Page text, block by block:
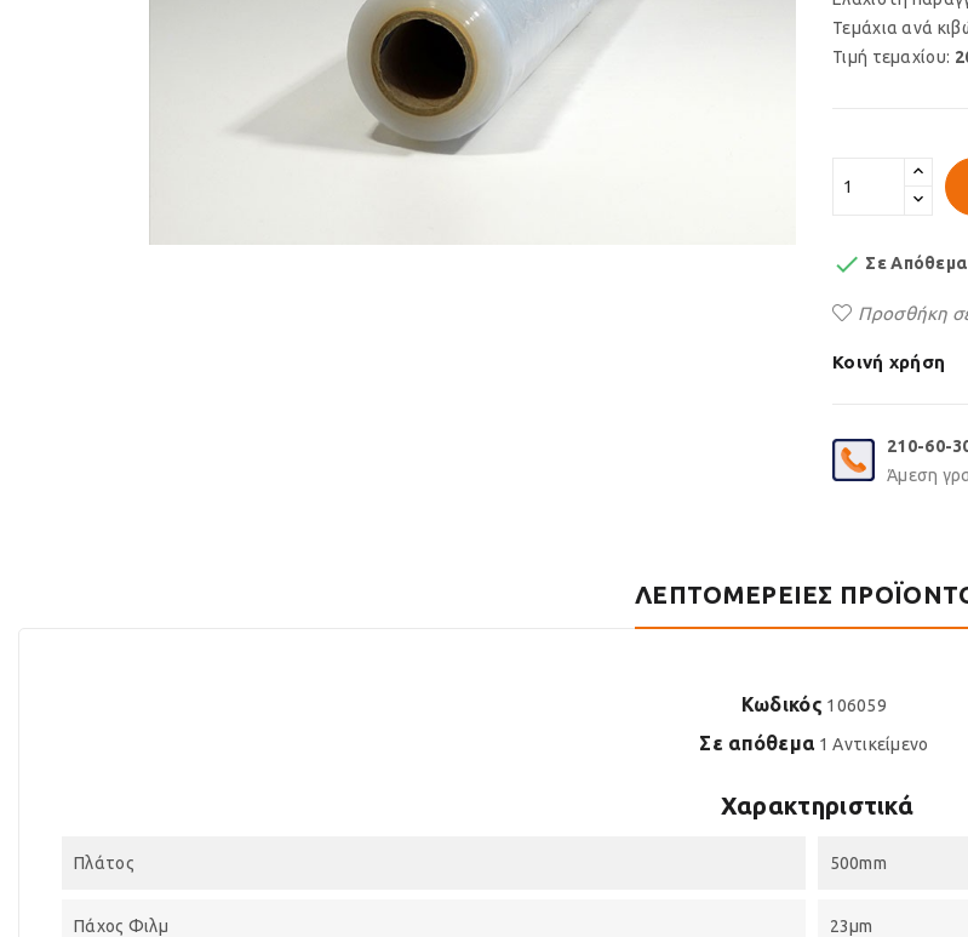
Τεμάχια ανά
Τιμή τεμαχίου:
 Σε
Προσθήκη
Κοινή χρήση
210-60-
Άμεση
ΛΕΠΤΟΜΈΡΕΙΕΣ
Κωδικός 106059
Σε απόθεμα 1 Αντικείμενο
Χαρακτηριστικά
Πλάτος 500mm
Πάχος Φιλμ 23μm